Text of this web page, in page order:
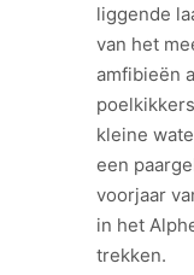
liggende
van het
amfibieën
kleine
een
voorjaar
in het
trekken.